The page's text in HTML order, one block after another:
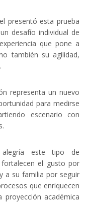
presentó esta prueba
desafío individual de
que pone a
también su agilidad,
representa un nuevo
para medirse
escenario con
alegría este tipo de
el gusto por
a su familia por seguir
que enriquecen
académica